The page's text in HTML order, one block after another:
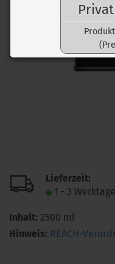
Lieferzeit:
1 - 3 Werktage
Inhalt: 2500 ml
Hinweis: REACH-